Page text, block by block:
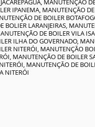
de novas tecnologias que melhoram os níveis de
MANUTENÇÃO
IPANEMA, MANUTENÇÃO
DE BOILER
LARANJEIRAS,
DE BOILER VILA
ILHA DO GOVERNADO,
NITERÓI, MANUTENÇÃO
MANUTENÇÃO DE BOILER
MANUTENÇÃO DE
NITERÓI